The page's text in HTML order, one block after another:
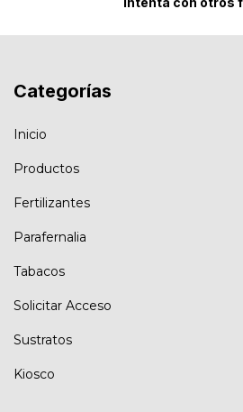
Categorías
Inicio
Productos
Fertilizantes
Parafernalia
Tabacos
Solicitar Acceso
Sustratos
Kiosco